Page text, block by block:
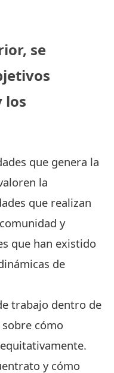
se
los
que genera la
la
que realizan
y
que han existido
de
trabajo dentro de
cómo
y cómo